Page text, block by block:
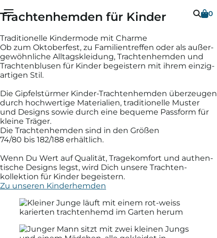
0
Trachtenhemden für Kinder
Traditionelle Kindermode mit Charme
Ob zum Oktober­fest, zu Familien­treffen oder als außer­
gewöhn­liche Alltags­kleidung, Trachten­hemden und
Trachten­blusen für Kinder be­geis­tern mit ihrem einzig­
artigen Stil.
Die Gipfel­stürmer Kinder-Trachten­hemden über­zeugen
durch hoch­wertige Materialien, tradi­tionelle Muster
und Designs sowie durch eine bequeme Pass­form für
kleine Träger.
Die Trachten­hemden sind in den Größen
74/80 bis 182/188 erhältlich.
Wenn Du Wert auf Quali­tät, Trage­komfort und authen­
tische Designs legst, wird Dich unsere Trachten­
kollektion für Kinder be­geistern.
Zu unseren Kinderhemden
Dein Warenkorb ist leer
Sobald Du Artikel in Deinen Warenkorb gelegt
hast, erscheinen diese hier.
Weiter einkaufen
Vielen Dank
Schließen